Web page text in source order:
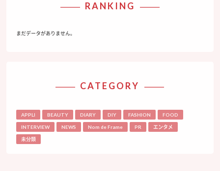
RANKING
まだデータがありません。
CATEGORY
APPLI BEAUTY DIARY DIY FASHION FOOD
INTERVIEW NEWS Nom de Frame PR エンタメ
未分類